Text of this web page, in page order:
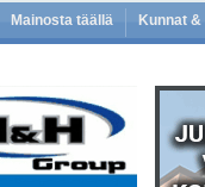
Mainosta täällä Kunnat